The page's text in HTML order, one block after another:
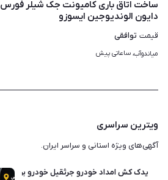
ساخت اتاق باری کامیونت جک شیلر فورس
دایون الوندیوجین ایسوزو
قیمت توافقی
میاندوآب، ساعاتی پیش
ویترین سراسری
آگهی‌های ویژه استانی و سراسر ایران.
یدک کش امداد خودرو جرثقیل خودرو بر